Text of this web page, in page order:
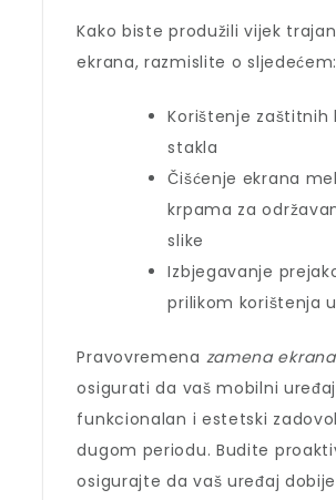
Kako biste produžili vijek
ekrana, razmislite o sljedećem:
Korištenje zaštitnih
stakla
Čišćenje ekrana
krpama za
slike
Izbjegavanje
prilikom korištenja
Pravovremena zamena ekrana
osigurati da vaš mobilni
funkcionalan i estetski
dugom periodu. Budite
osigurajte da vaš uređaj